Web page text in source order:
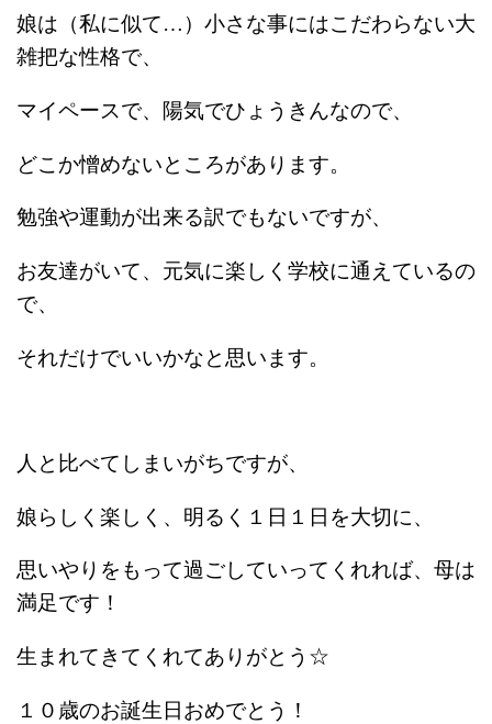
娘は（私に似て…）小さな事にはこだわらない大
雑把な性格で、
マイペースで、陽気でひょうきんなので、
どこか憎めないところがあります。
勉強や運動が出来る訳でもないですが、
お友達がいて、元気に楽しく学校に通えているの
で、
それだけでいいかなと思います。
人と比べてしまいがちですが、
娘らしく楽しく、明るく１日１日を大切に、
思いやりをもって過ごしていってくれれば、母は
満足です！
生まれてきてくれてありがとう☆
１０歳のお誕生日おめでとう！